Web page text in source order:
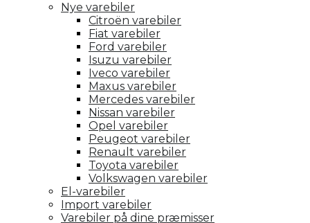
Nye varebiler
Citroën varebiler
Fiat varebiler
Ford varebiler
Isuzu varebiler
Iveco varebiler
Maxus varebiler
Mercedes varebiler
Nissan varebiler
Opel varebiler
Peugeot varebiler
Renault varebiler
Toyota varebiler
Volkswagen varebiler
El-varebiler
Import varebiler
Varebiler på dine præmisser